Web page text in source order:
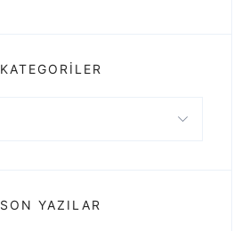
KATEGORILER
SON YAZILAR